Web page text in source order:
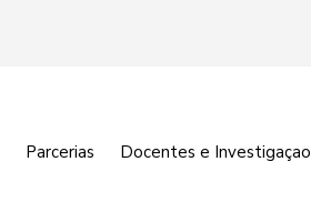
Parcerias Docentes e Investigaçao